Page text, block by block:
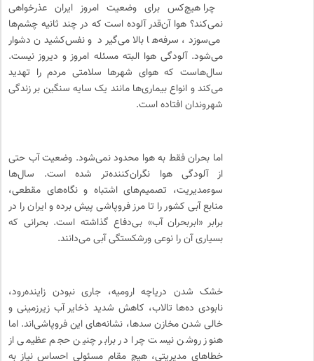
چرا هیچ‌کس برای وضعیت امروز ایران عذرخواهی
نمی‌کند؟ هوا آن‌قدر آلوده است که در چند ثانیه چشم‌ها
می‌سوزد، سرفه‌ها بالا می‌گیرد و نفس‌کشیدن دشوار
می‌شود. آلودگی هوا البته مسئله امروز و دیروز نیست.
سال‌هاست که هوای شهرها سلامتی مردم را تهدید
می‌کند و انواع بیماری‌ها مانند یک سایه سنگین بر زندگی
شهروندان افتاده است.
اما بحران فقط به هوا محدود نمی‌شود. وضعیت آب حتی
از آلودگی هوا نگران‌کننده‌تر شده است. سال‌ها
سوءمدیریت، تصمیم‌های اشتباه و نگاه‌های مقطعی،
منابع آبی کشور را تا مرز فروپاشی پیش برده و ایران را در
برابر «ابربحران آب» بی‌دفاع گذاشته است. بحرانی که
بسیاری آن را نوعی ورشکستگی آبی می‌دانند.
خشک شدن دریاچه ارومیه، جاری ‌نبودن زاینده‌رود،
نابودی ده‌ها تالاب، کاهش شدید ذخایر آب زیرزمینی و
خالی شدن مخازن سدها، نشانه‌های این فروپاشی‌اند. اما
هنوز روشن نیست چرا در برابر چنین حجم عظیمی از
خطاهای مدیریتی، هیچ مقام مسئولی احساس نیاز به